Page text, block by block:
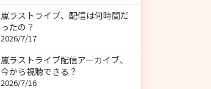
嵐ラストライブ、配信は何時間だ
ったの？
2026/7/17
嵐ラストライブ配信アーカイブ、
今から視聴できる？
2026/7/16